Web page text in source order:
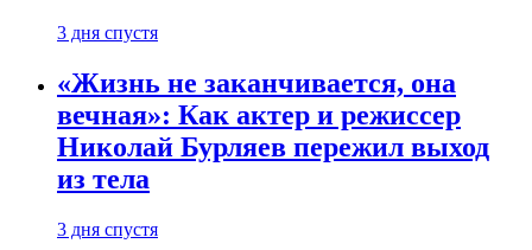
3 дня спустя
«Жизнь не заканчивается, она
вечная»: Как актер и режиссер
Николай Бурляев пережил выход
из тела
3 дня спустя